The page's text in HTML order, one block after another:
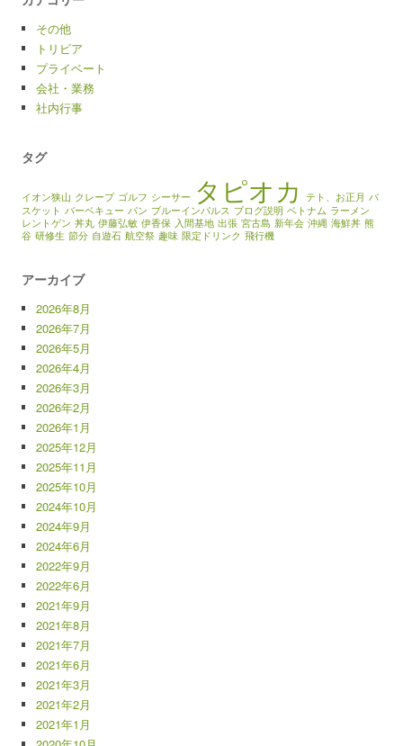
その他
トリビア
プライベート
会社・業務
社内行事
タグ
イオン狭山 クレープ ゴルフ シーサー タピオカ テト、お正月 バ
スケット バーベキュー パン ブルーインパルス ブログ説明 ベトナム ラーメン
レントゲン 丼丸 伊藤弘敏 伊香保 入間基地 出張 宮古島 新年会 沖縄 海鮮丼 熊
谷 研修生 節分 自遊石 航空祭 趣味 限定ドリンク 飛行機
アーカイブ
2026年8月
2026年7月
2026年5月
2026年4月
2026年3月
2026年2月
2026年1月
2025年12月
2025年11月
2025年10月
2024年10月
2024年9月
2024年6月
2022年9月
2022年6月
2021年9月
2021年8月
2021年7月
2021年6月
2021年3月
2021年2月
2021年1月